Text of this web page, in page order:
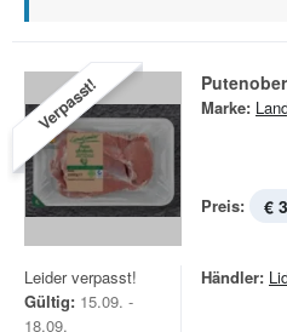
Verpasst! Marke:
Preis: €
Leider verpasst!
Gültig: 15.09. -
18.09.
Händler: